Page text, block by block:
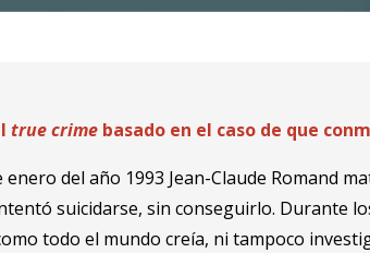
true crime basado en el caso de que
enero del año 1993 Jean-Claude Romand
suicidarse, sin conseguirlo. Durante
todo el mundo creía, ni tampoco